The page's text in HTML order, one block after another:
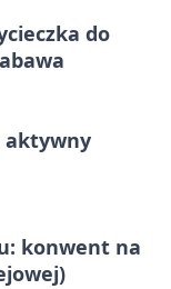
do
aktywny
konwent na